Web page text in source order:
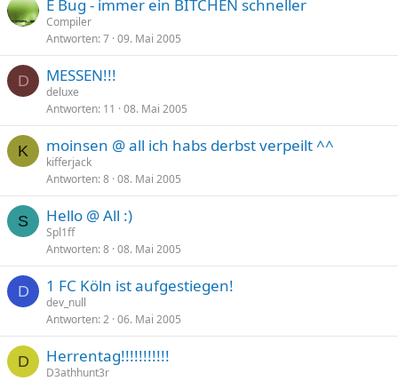
E Bug - immer ein BITCHEN schneller
Compiler
Antworten 7 09. Mai 2005
D MESSEN!!!
deluxe
Antworten 11 08. Mai 2005
K moinsen @ all ich habs derbst verpeilt ^^
kifferjack
Antworten 8 08. Mai 2005
S Hello @ All :)
Spl1ff
Antworten 8 08. Mai 2005
D 1 FC Köln ist aufgestiegen!
dev_null
Antworten 2 06. Mai 2005
D Herrentag!!!!!!!!!!!
D3athhunt3r